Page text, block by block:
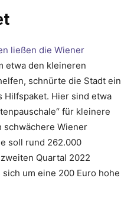
ließen die Wiener
etwa den kleineren
schnürte die Stadt ein
Hilfspaket. Hier sind etwa
für kleinere
schwächere Wiener
soll rund 262.000
Quartal 2022
um eine 200 Euro hohe